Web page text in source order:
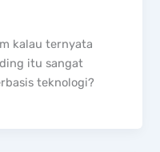
kalau ternyata
itu sangat
teknologi?